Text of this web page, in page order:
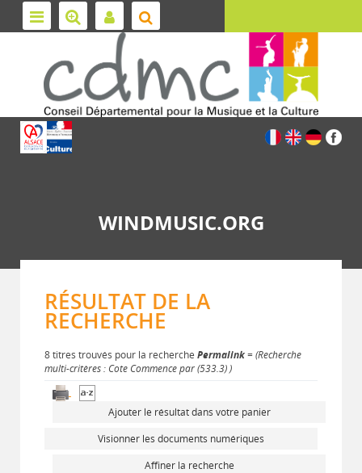
WINDMUSIC.ORG
RÉSULTAT DE LA
RECHERCHE
8 titres trouvés pour la recherche Permalink= (Recherche
multi-critères : Cote Commence par (533.3) )
Ajouter le résultat dans votre panier
Visionner les documents numériques
Affiner la recherche